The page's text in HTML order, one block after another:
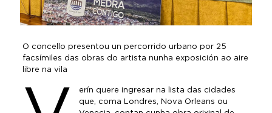
O concello presentou un percorrido urbano por 25
facsímiles das obras do artista nunha exposición ao aire
libre na vila
erín quere ingresar na lista das cidades
que, coma Londres, Nova Orleans ou